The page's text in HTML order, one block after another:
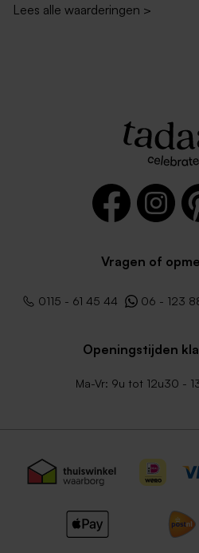
Lees alle waarderingen >
Vragen of
0115 - 61 45 44 06 - 123
Openingstijden
Ma-Vr: 9u tot 12u30 -